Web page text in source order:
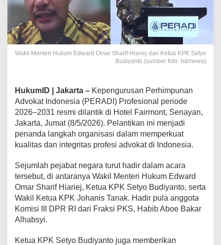
Wakil Menteri Hukum Edward Omar Sharif Hiariej dan Ketua KPK Setyo
Budiyanto (sumber foto: Istimewa)
HukumID | Jakarta – Kepengurusan Perhimpunan
Advokat Indonesia (PERADI) Profesional periode
2026–2031 resmi dilantik di Hotel Fairmont, Senayan,
Jakarta, Jumat (8/5/2026). Pelantikan ini menjadi
penanda langkah organisasi dalam memperkuat
kualitas dan integritas profesi advokat di Indonesia.
Sejumlah pejabat negara turut hadir dalam acara
tersebut, di antaranya Wakil Menteri Hukum Edward
Omar Sharif Hiariej, Ketua KPK Setyo Budiyanto, serta
Wakil Ketua KPK Johanis Tanak. Hadir pula anggota
Komisi III DPR RI dari Fraksi PKS, Habib Aboe Bakar
Alhabsyi.
Ketua KPK Setyo Budiyanto juga memberikan